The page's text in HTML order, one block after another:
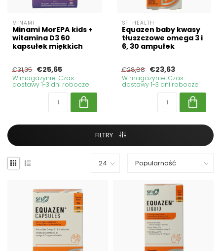
MINAMI
Minami MorEPA kids +
witamina D3 60
kapsułek miękkich
€31,35 €25,65
W magazynie. Czas
dostawy 1-3 dni robocze
SFI HEALTH
Equazen baby kwasy
tłuszczowe omega 3 i
6, 30 ampułek
€28,88 €23,63
W magazynie. Czas
dostawy 1-3 dni robocze
FILTRY